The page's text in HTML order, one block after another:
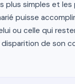
plus simples et
puisse
ou celle qui
disparition de son